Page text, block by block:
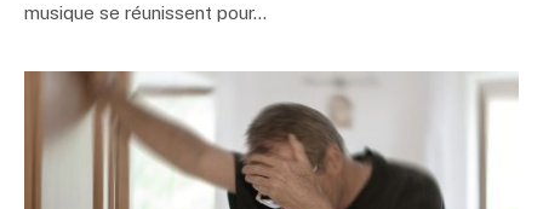
musique se réunissent pour…